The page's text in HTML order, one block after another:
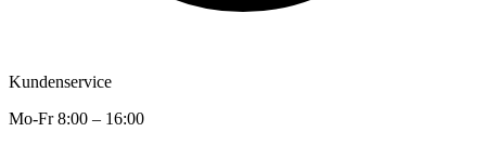
Kundenservice
Mo-Fr 8:00 – 16:00